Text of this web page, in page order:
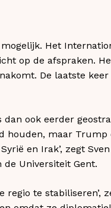
Het
op de afspraken.
De laatste keer
ook eerder
houden, maar Trump
en Irak’, zegt Sven
Universiteit Gent.
te stabiliseren’,